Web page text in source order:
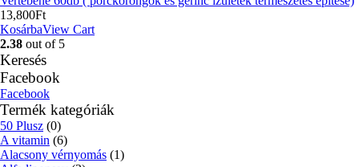
13,800Ft
KosárbaView Cart
2.38 out of 5
Keresés
Facebook
Facebook
Termék kategóriák
50 Plusz (0)
A vitamin (6)
Alacsony vérnyomás (1)